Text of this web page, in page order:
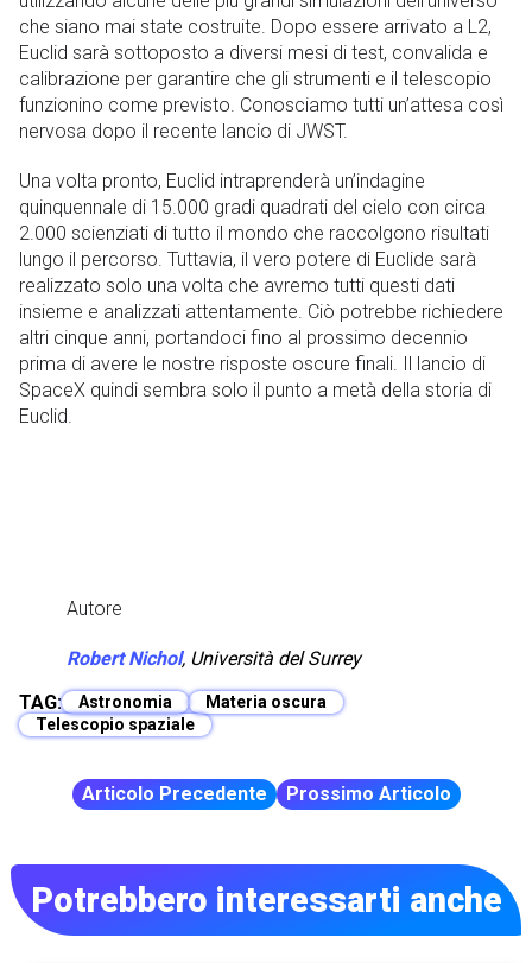
che siano mai state costruite. Dopo essere arrivato a L2,
Euclid sarà sottoposto a diversi mesi di test, convalida e
calibrazione per garantire che gli strumenti e il telescopio
funzionino come previsto. Conosciamo tutti un’attesa così
nervosa dopo il recente lancio di JWST.
Una volta pronto, Euclid intraprenderà un’indagine
quinquennale di 15.000 gradi quadrati del cielo con circa
2.000 scienziati di tutto il mondo che raccolgono risultati
lungo il percorso. Tuttavia, il vero potere di Euclide sarà
realizzato solo una volta che avremo tutti questi dati
insieme e analizzati attentamente. Ciò potrebbe richiedere
altri cinque anni, portandoci fino al prossimo decennio
prima di avere le nostre risposte oscure finali. Il lancio di
SpaceX quindi sembra solo il punto a metà della storia di
Euclid.
Autore
Robert Nichol, Università del Surrey
TAG:
Astronomia
Materia oscura
Telescopio spaziale
Articolo Precedente Prossimo Articolo
Potrebbero interessarti anche